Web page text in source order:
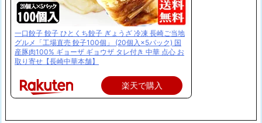
一口餃子 餃子 ひとくち餃子 ぎょうざ 冷凍 長崎ご当地
グルメ「工場直売 餃子100個」 (20個入×5パック) 国
産豚肉100% ギョーザ ギョウザ タレ付き 中華 点心 お
取り寄せ【長崎中華本舗】
楽天で購入